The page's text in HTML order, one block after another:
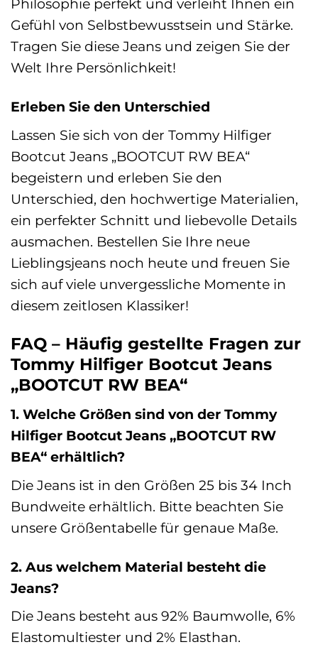
Philosophie perfekt und verleiht Ihnen ein
Gefühl von Selbstbewusstsein und Stärke.
Tragen Sie diese Jeans und zeigen Sie der
Welt Ihre Persönlichkeit!
Erleben Sie den Unterschied
Lassen Sie sich von der Tommy Hilfiger
Bootcut Jeans „BOOTCUT RW BEA“
begeistern und erleben Sie den
Unterschied, den hochwertige Materialien,
ein perfekter Schnitt und liebevolle Details
ausmachen. Bestellen Sie Ihre neue
Lieblingsjeans noch heute und freuen Sie
sich auf viele unvergessliche Momente in
diesem zeitlosen Klassiker!
FAQ – Häufig gestellte Fragen zur
Tommy Hilfiger Bootcut Jeans
„BOOTCUT RW BEA“
1. Welche Größen sind von der Tommy
Hilfiger Bootcut Jeans „BOOTCUT RW
BEA“ erhältlich?
Die Jeans ist in den Größen 25 bis 34 Inch
Bundweite erhältlich. Bitte beachten Sie
unsere Größentabelle für genaue Maße.
2. Aus welchem Material besteht die
Jeans?
Die Jeans besteht aus 92% Baumwolle, 6%
Elastomultiester und 2% Elasthan.